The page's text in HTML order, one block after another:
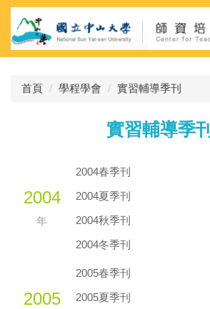
跳
到
主
要
首頁 學程學會 實習輔導季刊
實習輔導季刊
2004
年
2004春季刊
2004夏季刊
2004秋季刊
2004冬季刊
2005
2005春季刊
2005夏季刊